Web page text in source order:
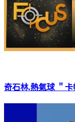
奇石林.熱氣球 ＂